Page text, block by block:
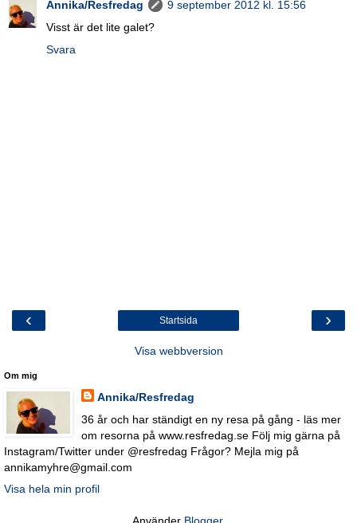
Annika/Resfredag
9 september 2012 kl. 15:56
Visst är det lite galet?
Svara
‹ ›
Startsida
Visa webbversion
Om mig
Annika/Resfredag
36 år och har ständigt en ny resa på gång - läs mer
om resorna på www.resfredag.se Följ mig gärna på
Instagram/Twitter under @resfredag Frågor? Mejla mig på
annikamyhre@gmail.com
Visa hela min profil